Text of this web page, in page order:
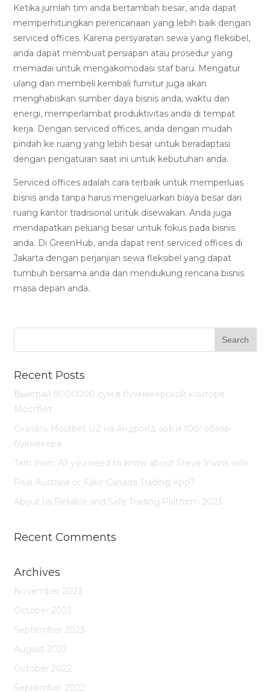
Ketika jumlah tim anda bertambah besar, anda dapat
memperhitungkan perencanaan yang lebih baik dengan
serviced offices. Karena persyaratan sewa yang fleksibel,
anda dapat membuat persiapan atau prosedur yang
memadai untuk mengakomodasi staf baru. Mengatur
ulang dan membeli kembali furnitur juga akan
menghabiskan sumber daya bisnis anda, waktu dan
energi, memperlambat produktivitas anda di tempat
kerja. Dengan serviced offices, anda dengan mudah
pindah ke ruang yang lebih besar untuk beradaptasi
dengan pengaturan saat ini untuk kebutuhan anda.
Serviced offices adalah cara terbaik untuk memperluas
bisnis anda tanpa harus mengeluarkan biaya besar dari
ruang kantor tradisional untuk disewakan. Anda juga
mendapatkan peluang besar untuk fokus pada bisnis
anda. Di GreenHub, anda dapat rent serviced offices di
Jakarta dengan perjanjian sewa fleksibel yang dapat
tumbuh bersama anda dan mendukung rencana bisnis
masa depan anda.
Recent Posts
Выиграй 9000000 сум в букмекерской конторе
Мостбет
Скачать Mostbet UZ на Андроид apk и IOS: обзор
букмекера
Terri Irwin: All you need to know about Steve Irwins wife
Real Australia or Fake Canada Trading App?
About us Reliable and Safe Trading Platform 2023
Recent Comments
Archives
November 2023
October 2023
September 2023
August 2023
October 2022
September 2022